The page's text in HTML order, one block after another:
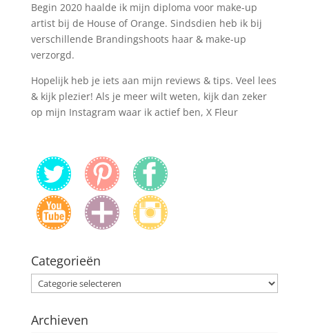
Begin 2020 haalde ik mijn diploma voor make-up
artist bij de House of Orange. Sindsdien heb ik bij
verschillende Brandingshoots haar & make-up
verzorgd.
Hopelijk heb je iets aan mijn reviews & tips. Veel lees
& kijk plezier! Als je meer wilt weten, kijk dan zeker
op mijn Instagram waar ik actief ben, X Fleur
Categorieën
Categorieën
Archieven